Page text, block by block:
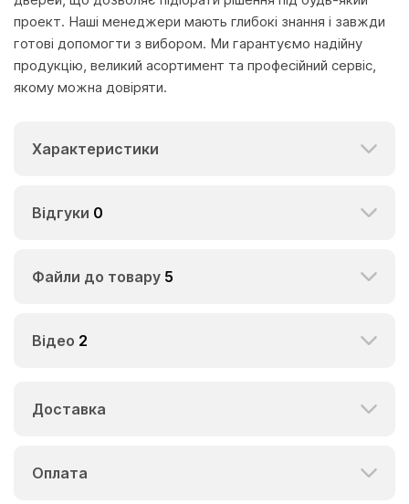
проект. Наші менеджери мають глибокі знання і завжди
готові допомогти з вибором. Ми гарантуємо надійну
продукцію, великий асортимент та професійний сервіс,
якому можна довіряти.
Характеристики
Відгуки 0
Файли до товару 5
Відео 2
Доставка
Оплата